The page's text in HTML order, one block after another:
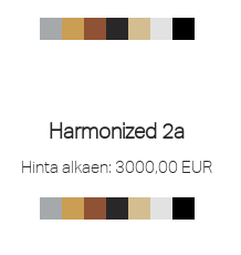
Harmonized 2a
Hinta alkaen: 3000,00 EUR